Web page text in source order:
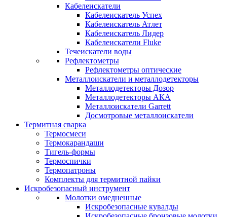
Кабелеискатели
Кабелеискатель Успех
Кабелеискатель Атлет
Кабелеискатель Лидер
Кабелеискатели Fluke
Течеискатели воды
Рефлектометры
Рефлектометры оптические
Металлоискатели и металлодетекторы
Металлодетекторы Дозор
Металлодетекторы АКА
Металлоискатели Garrett
Досмотровые металлоискатели
Термитная сварка
Термосмеси
Термокарандаши
Тигель-формы
Термоспички
Термопатроны
Комплекты для термитной пайки
Искробезопасный инструмент
Молотки омедненные
Искробезопасные кувалды